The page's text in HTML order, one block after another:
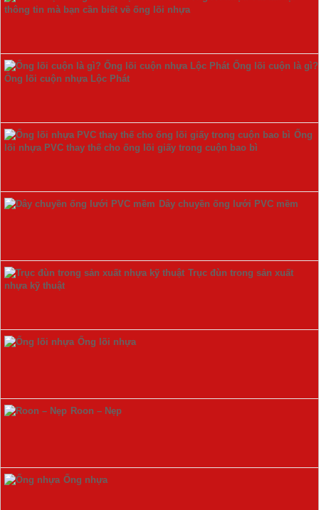
thông tin mà bạn cần biết về ống lõi nhựa
Ống lõi cuộn là gì?
Ống lõi cuộn nhựa Lộc Phát
Ống
lõi nhựa PVC thay thế cho ống lõi giấy trong cuộn bao bì
Dây chuyền ống lưới PVC mềm
Trục đùn trong sản xuất
nhựa kỹ thuật
Ống lõi nhựa
Roon – Nẹp
Ống nhựa